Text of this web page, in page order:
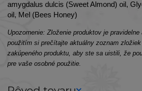
amygdalus dulcis (Sweet Almond) oil,
oil, Mel (Bees Honey)
Upozornenie: Zloženie produktov je
použitím si prečítajte aktuálny zoznam
zakúpeného produktu, aby ste sa uistili, že
pre vaše osobné použitie.